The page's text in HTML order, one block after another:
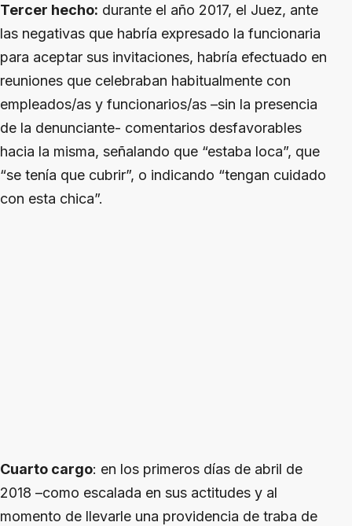
Tercer hecho: durante el año 2017, el Juez, ante
las negativas que habría expresado la funcionaria
para aceptar sus invitaciones, habría efectuado en
reuniones que celebraban habitualmente con
empleados/as y funcionarios/as –sin la presencia
de la denunciante- comentarios desfavorables
hacia la misma, señalando que “estaba loca”, que
“se tenía que cubrir”, o indicando “tengan cuidado
con esta chica”.
Cuarto cargo: en los primeros días de abril de
2018 –como escalada en sus actitudes y al
momento de llevarle una providencia de traba de